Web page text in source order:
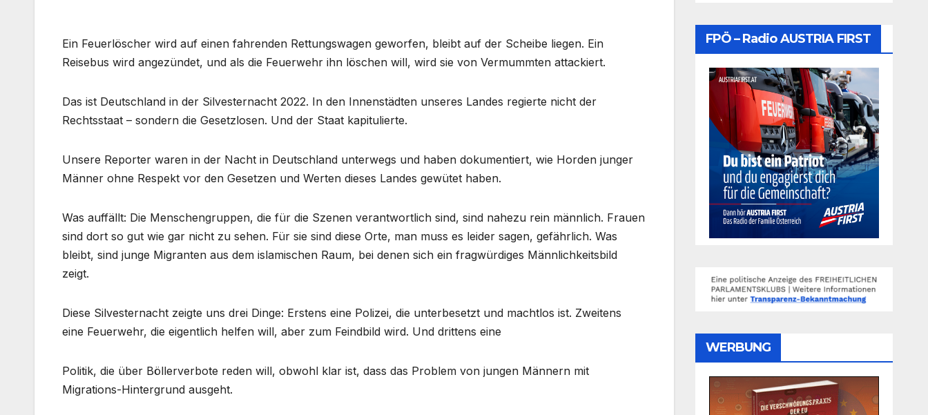
Ein Feuerlöscher wird auf einen fahrenden Rettungswagen geworfen, bleibt auf der Scheibe liegen. Ein
Reisebus wird angezündet, und als die Feuerwehr ihn löschen will, wird sie von Vermummten attackiert.
Das ist Deutschland in der Silvesternacht 2022. In den Innenstädten unseres Landes regierte nicht der
Rechtsstaat – sondern die Gesetzlosen. Und der Staat kapitulierte.
Unsere Reporter waren in der Nacht in Deutschland unterwegs und haben dokumentiert, wie Horden junger
Männer ohne Respekt vor den Gesetzen und Werten dieses Landes gewütet haben.
Was auffällt: Die Menschengruppen, die für die Szenen verantwortlich sind, sind nahezu rein männlich. Frauen
sind dort so gut wie gar nicht zu sehen. Für sie sind diese Orte, man muss es leider sagen, gefährlich. Was
bleibt, sind junge Migranten aus dem islamischen Raum, bei denen sich ein fragwürdiges Männlichkeitsbild
zeigt.
Diese Silvesternacht zeigte uns drei Dinge: Erstens eine Polizei, die unterbesetzt und machtlos ist. Zweitens
eine Feuerwehr, die eigentlich helfen will, aber zum Feindbild wird. Und drittens eine
Politik, die über Böllerverbote reden will, obwohl klar ist, dass das Problem von jungen Männern mit
Migrations-Hintergrund ausgeht.
FPÖ – Radio AUSTRIA FIRST
WERBUNG